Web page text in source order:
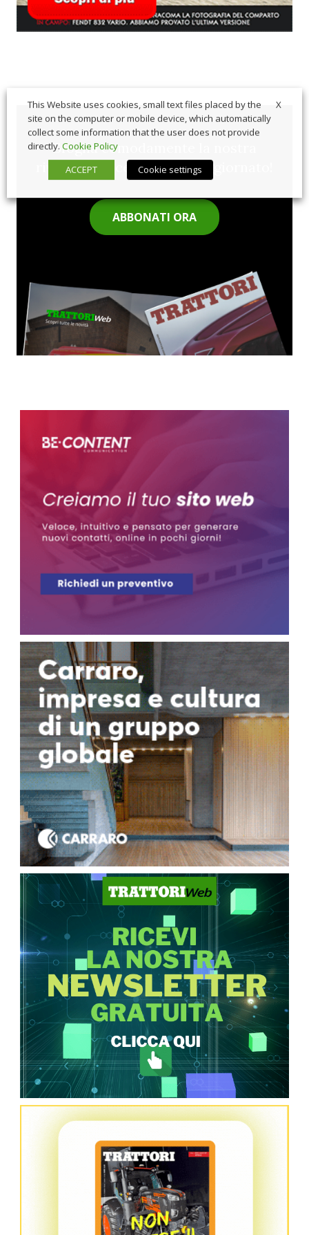
Sfoglia comodamente la nostra
rivista cartacea e rimani aggiornato!
ABBONATI ORA
X
This Website uses cookies, small text files placed by the
site on the computer or mobile device, which automatically
collect some information that the user does not provide
directly. Cookie Policy
ACCEPT
Cookie settings